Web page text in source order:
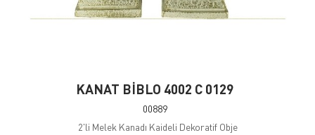
KANAT BİBLO 4002 C 0129
00889
2'li Melek Kanadı Kaideli Dekoratif Obje